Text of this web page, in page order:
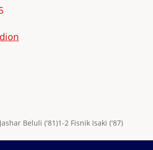
Beluli ('81)1-2 Fisnik Isaki ('87)